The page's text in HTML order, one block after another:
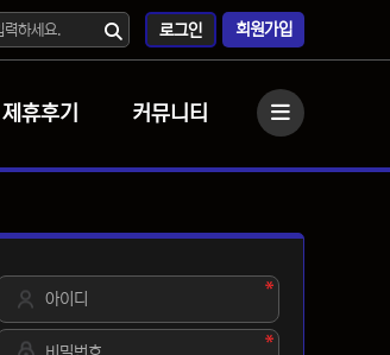
로그인 회원가입
제휴후기 커뮤니티 사이드바
아이디 필수
비밀번호필수